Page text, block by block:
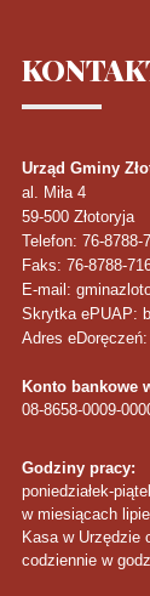
Urząd Gminy
al. Miła 4
59-500 Złotoryja
Telefon: 76-8788-
Faks: 76-8788-
E-mail:
Skrytka ePUAP:
Adres
Konto bankowe
08-8658-0009-
Godziny pracy:
poniedziałek-
w miesiącach
Kasa w Urzędzie
codziennie w